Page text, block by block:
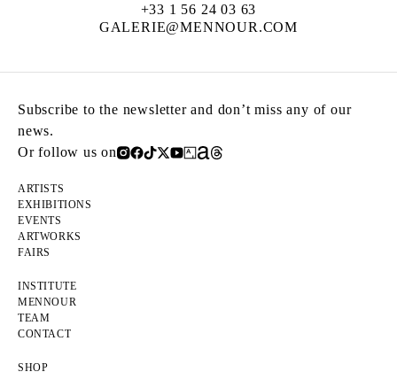
+33 1 56 24 03 63
GALERIE@MENNOUR.COM
Subscribe to the newsletter and don’t miss any of our
news.
Or follow us on
ARTISTS
EXHIBITIONS
EVENTS
ARTWORKS
FAIRS
INSTITUTE
MENNOUR
TEAM
CONTACT
SHOP